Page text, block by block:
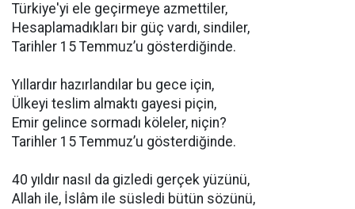
Türkiye'yi ele geçirmeye azmettiler,
Hesaplamadıkları bir güç vardı, sindiler,
Tarihler 15 Temmuz’u gösterdiğinde.
Yıllardır hazırlandılar bu gece için,
Ülkeyi teslim almaktı gayesi piçin,
Emir gelince sormadı köleler, niçin?
Tarihler 15 Temmuz’u gösterdiğinde.
40 yıldır nasıl da gizledi gerçek yüzünü,
Allah ile, İslâm ile süsledi bütün sözünü,